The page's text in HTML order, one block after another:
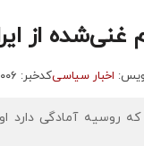
غنی‌شده از
اخبار سیاسیکدخبر: ۷۸۸۰۰۶
روسیه آمادگی دارد